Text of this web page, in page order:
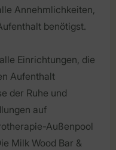
Annehmlichkeiten,
benötigst.
Einrichtungen, die
Aufenthalt
der Ruhe und
auf
Außenpool
Milk Wood Bar &